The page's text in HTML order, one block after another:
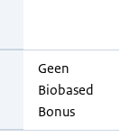
Geen
Biobased
Bonus